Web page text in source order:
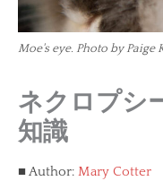
Moe's eye. Photo by Paige
ネクロプシ
知識
Author: Mary Cotter